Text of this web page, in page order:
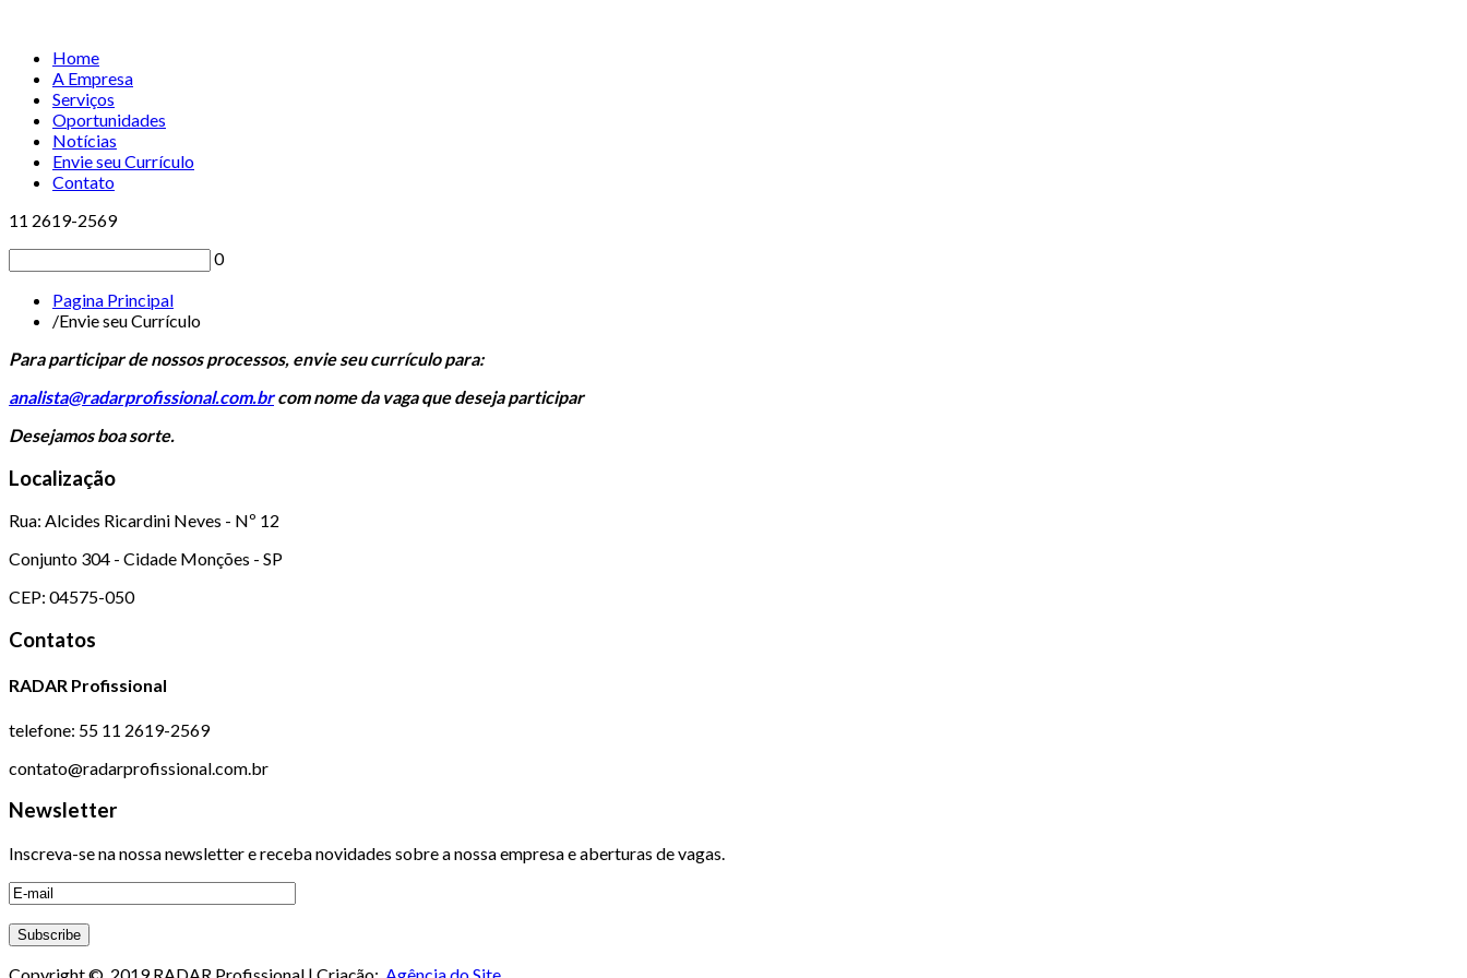
Home
A Empresa
Serviços
Oportunidades
Notícias
Envie seu Currículo
Contato
11 2619-2569
0
Pagina Principal
/Envie seu Currículo
Para participar de nossos processos, envie seu currículo para:
analista@radarprofissional.com.brcom nome da vaga que deseja participar
Desejamos boa sorte.
Localização
Rua: Alcides Ricardini Neves - Nº 12
Conjunto 304 - Cidade Monções - SP
CEP: 04575-050
Contatos
RADAR Profissional
telefone: 55 11 2619-2569
contato@radarprofissional.com.br
Newsletter
Inscreva-se na nossa newsletter e receba novidades sobre a nossa empresa e aberturas de vagas.